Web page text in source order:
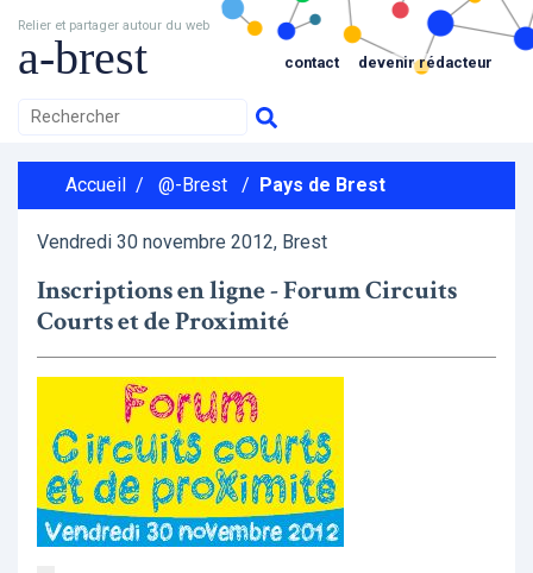
Relier et partager autour du web
a-brest contact devenir rédacteur
Accueil / @-Brest / Pays de Brest
Vendredi 30 novembre 2012, Brest
Inscriptions en ligne - Forum Circuits
Courts et de Proximité